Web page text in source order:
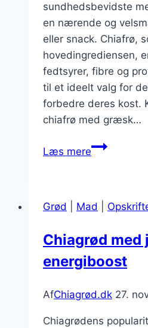
sundhedsbevidste
en nærende og
eller snack. Chiafrø,
hovedingrediensen,
fedtsyrer, fibre og
til et ideelt valg for
forbedre deres kost.
chiafrø med græsk…
Læs mereChiagrød
og
frugter
for
Grød Mad
Chiagrød
energiboost
AfChiagrød.dk 27.
Chiagrødens